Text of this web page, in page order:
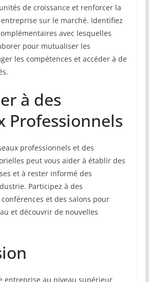
de croissance et renforcer la
sur le marché. Identifiez
avec lesquelles
pour mutualiser les
les compétences et accéder à de
à des
Professionnels
professionnels et des
peut vous aider à établir des
et à rester informé des
Participez à des
et des salons pour
et découvrir de nouvelles
entreprise au niveau supérieur